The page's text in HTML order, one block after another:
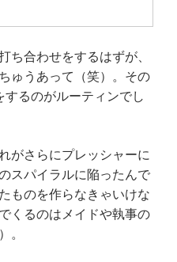
ち合わせをするはずが、
ゅうあって（笑）。その
るのがルーティンでし
がさらにプレッシャーに
スパイラルに陥ったんで
ものを作らなきゃいけな
くるのはメイドや執事の